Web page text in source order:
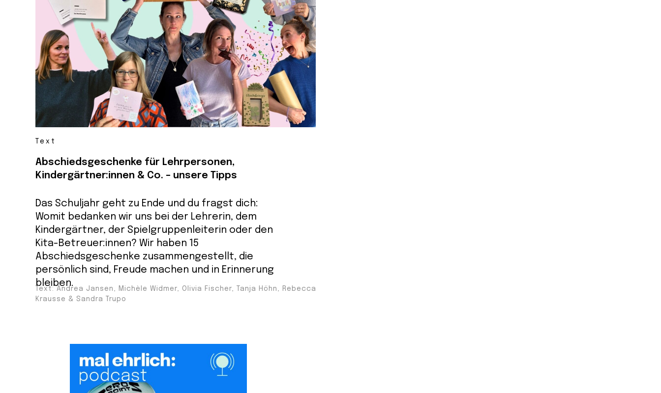
Text
Abschiedsgeschenke für Lehrpersonen,
Kindergärtner:innen & Co. – unsere Tipps
Das Schuljahr geht zu Ende und du fragst dich:
Womit bedanken wir uns bei der Lehrerin, dem
Kindergärtner, der Spielgruppenleiterin oder den
Kita-Betreuer:innen? Wir haben 15
Abschiedsgeschenke zusammengestellt, die
persönlich sind, Freude machen und in Erinnerung
bleiben.
Text: Andrea Jansen, Michèle Widmer, Olivia Fischer, Tanja Höhn, Rebecca
Krausse & Sandra Trupo